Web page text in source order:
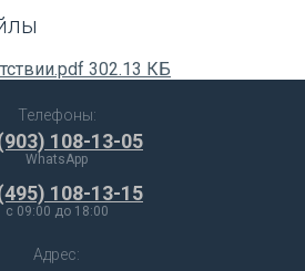
302.13 КБ
Телефоны:
108-13-05
WhatsApp
108-13-15
c 09:00 до 18:00
Адрес: